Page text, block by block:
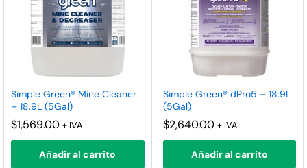
Simple Green® Mine Cleaner
– 18.9L (5Gal)
$1,569.00 + IVA
Añadir al carrito
Simple Green® dPro5 – 18.9L
(5Gal)
$2,640.00 + IVA
Añadir al carrito